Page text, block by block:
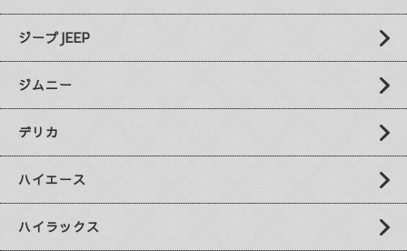
ジープJEEP
ジムニー
デリカ
ハイエース
ハイラックス